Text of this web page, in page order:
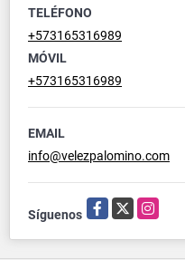
TELÉFONO
+573165316989
MÓVIL
+573165316989
EMAIL
info@velezpalomino.com
Síguenos
Facebook
X